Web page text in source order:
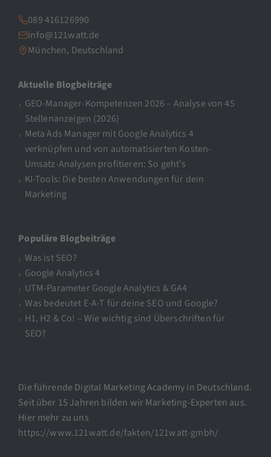
089 416126990
info@121watt.de
München, Deutschland
Aktuelle Blogbeiträge
GEO-Manager-Kompetenzen 2026 – Analyse von 45
Stellenanzeigen (2026)
Meta Ads Manager mit Google Analytics 4
verknüpfen und von automatisierten Kosten-
Umsatz-Analysen profitieren: So geht’s
KI-Tools: Die besten Anwendungen für dein
Marketing
Populäre Blogbeiträge
Was ist SEO?
Google Analytics 4
UTM-Parameter Google Analytics & GA4
Was bedeutet E-A-T für deine SEO und Google?
H1, H2 & Co! – Wie wichtig sind Überschriften für
SEO?
Die führende Digital Marketing Academy in Deutschland.
Seit über 15 Jahren bilden wir Marketing-Experten aus.
Hier mehr zu uns
https://www.121watt.de/fakten/121watt-gmbh/